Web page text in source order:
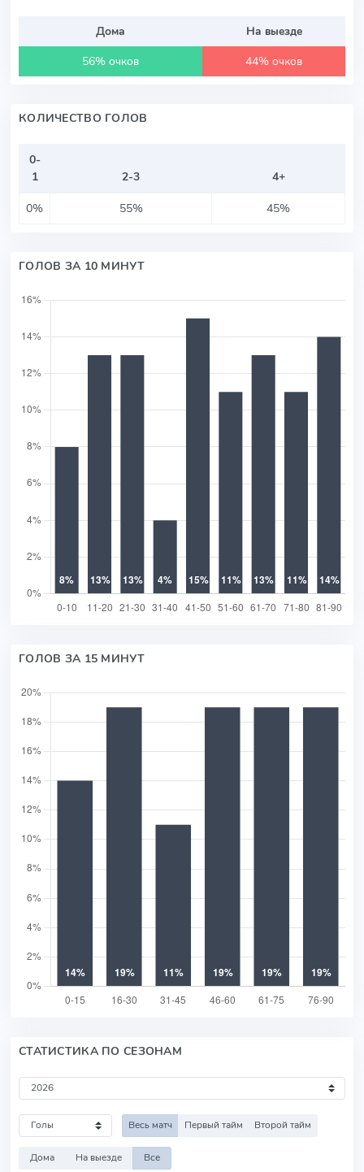
Дома
На выезде
56% очков
44% очков
КОЛИЧЕСТВО ГОЛОВ
0-
1
2-3
4+
0%
55% 45%
ГОЛОВ ЗА 10 МИНУТ
ГОЛОВ ЗА 15 МИНУТ
СТАТИСТИКА ПО СЕЗОНАМ
Весь матч Первый тайм Второй тайм
Дома На выезде Все